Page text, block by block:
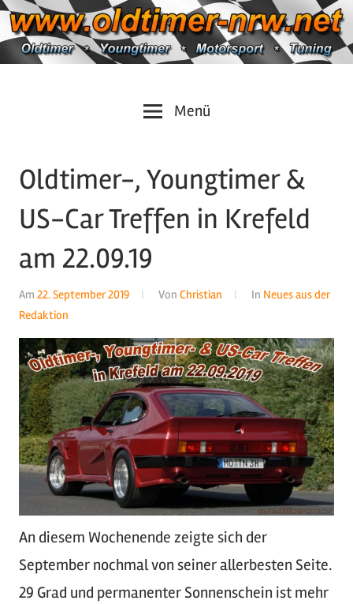
Zum
Inhalt
springen
https://oldtimer-
Motorsport
Tuning
Menü
Oldtimer-, Youngtimer &
US-Car Treffen in Krefeld
am 22.09.19
Am 22. September 2019 Von Christian In Neues aus der
Redaktion
An diesem Wochenende zeigte sich der
September nochmal von seiner allerbesten Seite.
29 Grad und permanenter Sonnenschein ist mehr